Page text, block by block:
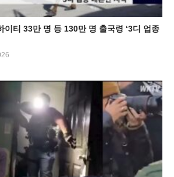
이티 33만 명 등 130만 명 출국령 ‘3디 업종